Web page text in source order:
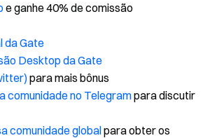
e ganhe 40% de comissão
da Gate
Desktop da Gate
para mais bônus
comunidade no Telegrampara discutir
comunidade globalpara obter os